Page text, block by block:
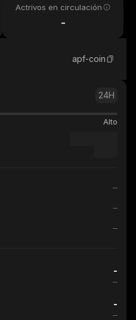
Actrivos en circulación
-
apf-coin
24H
Alto
-
-